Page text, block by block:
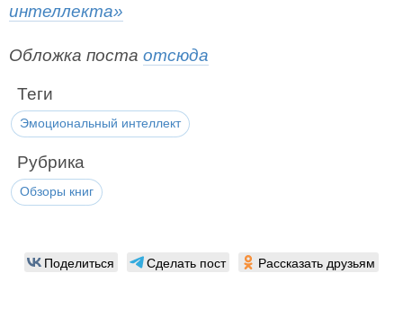
интеллекта»
Обложка поста отсюда
Теги
Эмоциональный интеллект
Рубрика
Обзоры книг
Поделиться Сделать пост Рассказать друзьям